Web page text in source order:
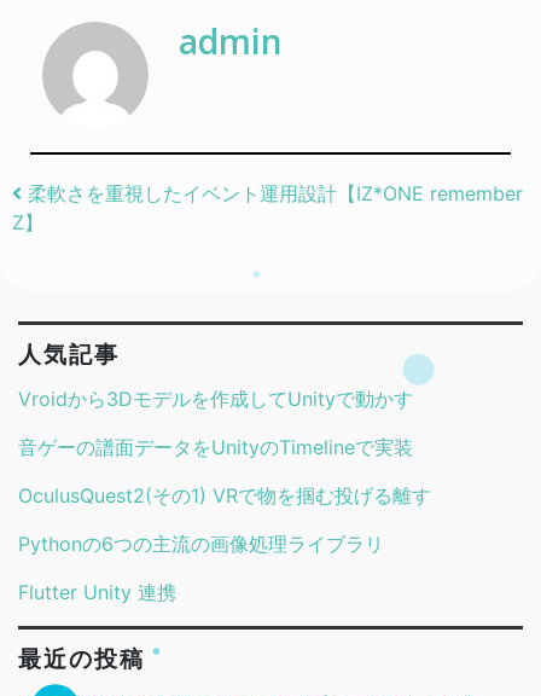
admin
Post navigation
柔軟さを重視したイベント運用設計【IZ*ONE remember
Z】
人気記事
Vroidから3Dモデルを作成してUnityで動かす
音ゲーの譜面データをUnityのTimelineで実装
OculusQuest2(その1) VRで物を掴む投げる離す
Pythonの6つの主流の画像処理ライブラリ
Flutter Unity 連携
最近の投稿